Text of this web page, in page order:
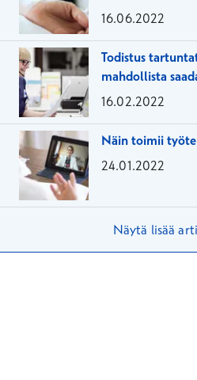
tavoitteellinen
16.06.2022
Todistus
mahdollista
16.02.2022
Näin toimii
24.01.2022
Näytä lisää